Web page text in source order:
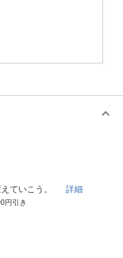
えていこう。 詳細
円引き